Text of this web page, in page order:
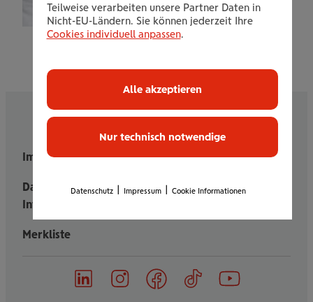
Impressum
Datenschutz-
Informationen
Cookie-Informationen
Merkliste
Follow
on
Linked
on
Instagram
on
Facebook
on
TikTok
on
YouTube
Teilweise verarbeiten unsere Partner Daten in
Nicht-EU-Ländern. Sie können jederzeit Ihre
Cookies individuell anpassen.
Nur technisch notwendige
Alle akzeptieren
Datenschutz Impressum Cookie Informationen